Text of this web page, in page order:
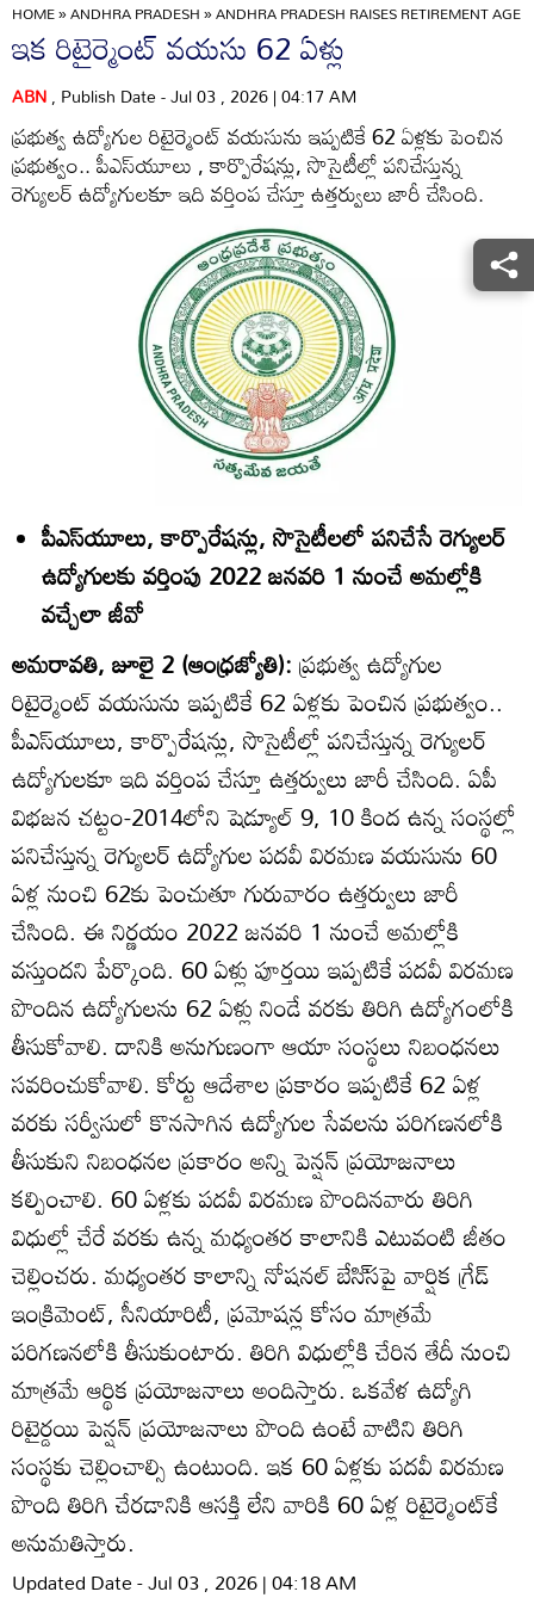
HOME»ANDHRA PRADESH»ANDHRA PRADESH RAISES RETIREMENT AGE
ఇక రిటైర్మెంట్‌ వయసు 62 ఏళ్లు
ABN, Publish Date - Jul 03 , 2026 | 04:17 AM
ప్రభుత్వ ఉద్యోగుల రిటైర్మెంట్‌ వయసును ఇప్పటికే 62 ఏళ్లకు పెంచిన
ప్రభుత్వం.. పీఎస్‌యూలు , కార్పొరేషన్లు, సొసైటీల్లో పనిచేస్తున్న
రెగ్యులర్‌ ఉద్యోగులకూ ఇది వర్తింప చేస్తూ ఉత్తర్వులు జారీ చేసింది.
పీఎస్‌యూలు, కార్పొరేషన్లు, సొసైటీలలో పనిచేసే రెగ్యులర్‌
ఉద్యోగులకు వర్తింపు 2022 జనవరి 1 నుంచే అమల్లోకి
వచ్చేలా జీవో
అమరావతి, జూలై 2 (ఆంధ్రజ్యోతి):ప్రభుత్వ ఉద్యోగుల
రిటైర్మెంట్‌ వయసును ఇప్పటికే 62 ఏళ్లకు పెంచిన ప్రభుత్వం..
పీఎస్‌యూలు, కార్పొరేషన్లు, సొసైటీల్లో పనిచేస్తున్న రెగ్యులర్‌
ఉద్యోగులకూ ఇది వర్తింప చేస్తూ ఉత్తర్వులు జారీ చేసింది. ఏపీ
విభజన చట్టం-2014లోని షెడ్యూల్‌ 9, 10 కింద ఉన్న సంస్థల్లో
పనిచేస్తున్న రెగ్యులర్‌ ఉద్యోగుల పదవీ విరమణ వయసును 60
ఏళ్ల నుంచి 62కు పెంచుతూ గురువారం ఉత్తర్వులు జారీ
చేసింది. ఈ నిర్ణయం 2022 జనవరి 1 నుంచే అమల్లోకి
వస్తుందని పేర్కొంది. 60 ఏళ్లు పూర్తయి ఇప్పటికే పదవీ విరమణ
పొందిన ఉద్యోగులను 62 ఏళ్లు నిండే వరకు తిరిగి ఉద్యోగంలోకి
తీసుకోవాలి. దానికి అనుగుణంగా ఆయా సంస్థలు నిబంధనలు
సవరించుకోవాలి. కోర్టు ఆదేశాల ప్రకారం ఇప్పటికే 62 ఏళ్ల
వరకు సర్వీసులో కొనసాగిన ఉద్యోగుల సేవలను పరిగణనలోకి
తీసుకుని నిబంధనల ప్రకారం అన్ని పెన్షన్‌ ప్రయోజనాలు
కల్పించాలి. 60 ఏళ్లకు పదవీ విరమణ పొందినవారు తిరిగి
విధుల్లో చేరే వరకు ఉన్న మధ్యంతర కాలానికి ఎటువంటి జీతం
చెల్లించరు. మధ్యంతర కాలాన్ని నోషనల్‌ బేసి్‌సపై వార్షిక గ్రేడ్‌
ఇంక్రిమెంట్‌, సీనియారిటీ, ప్రమోషన్ల కోసం మాత్రమే
పరిగణనలోకి తీసుకుంటారు. తిరిగి విధుల్లోకి చేరిన తేదీ నుంచి
మాత్రమే ఆర్థిక ప్రయోజనాలు అందిస్తారు. ఒకవేళ ఉద్యోగి
రిటైర్డయి పెన్షన్‌ ప్రయోజనాలు పొంది ఉంటే వాటిని తిరిగి
సంస్థకు చెల్లించాల్సి ఉంటుంది. ఇక 60 ఏళ్లకు పదవీ విరమణ
పొంది తిరిగి చేరడానికి ఆసక్తి లేని వారికి 60 ఏళ్ల రిటైర్మెంట్‌కే
అనుమతిస్తారు.
Updated Date - Jul 03 , 2026 | 04:18 AM